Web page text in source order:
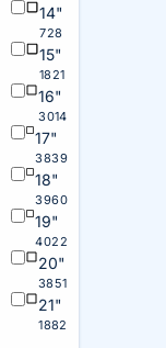
14"
728
15"
1821
16"
3014
17"
3839
18"
3960
19"
4022
20"
3851
21"
1882